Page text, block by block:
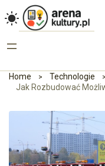
Home
Technologie